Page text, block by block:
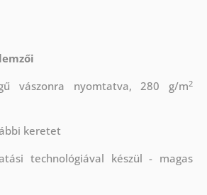
vászonra nyomtatva, 280 g/m2
keretet
technológiával készül - magas